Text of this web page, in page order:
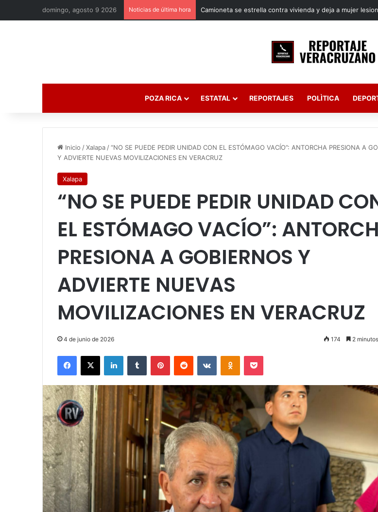
domingo, agosto 9 2026 Noticias de última hora
POZA RICA ESTATAL REPORTAJES POLÌTICA
Inicio /Xalapa /“NO SE PUEDE PEDIR UNIDAD CON EL ESTÓMAGO VACÍO”: ANTORCHA PRESIONA A
Y ADVIERTE NUEVAS MOVILIZACIONES EN VERACRUZ
Xalapa
“NO SE PUEDE PEDIR UNIDAD
EL ESTÓMAGO VACÍO”:
PRESIONA A GOBIERNOS Y
ADVIERTE NUEVAS
MOVILIZACIONES EN VERACRUZ
4 de junio de 2026 174 2
Facebook
X LinkedInTumblr PinterestReddit VKontakteOdnoklassniki
Pocket